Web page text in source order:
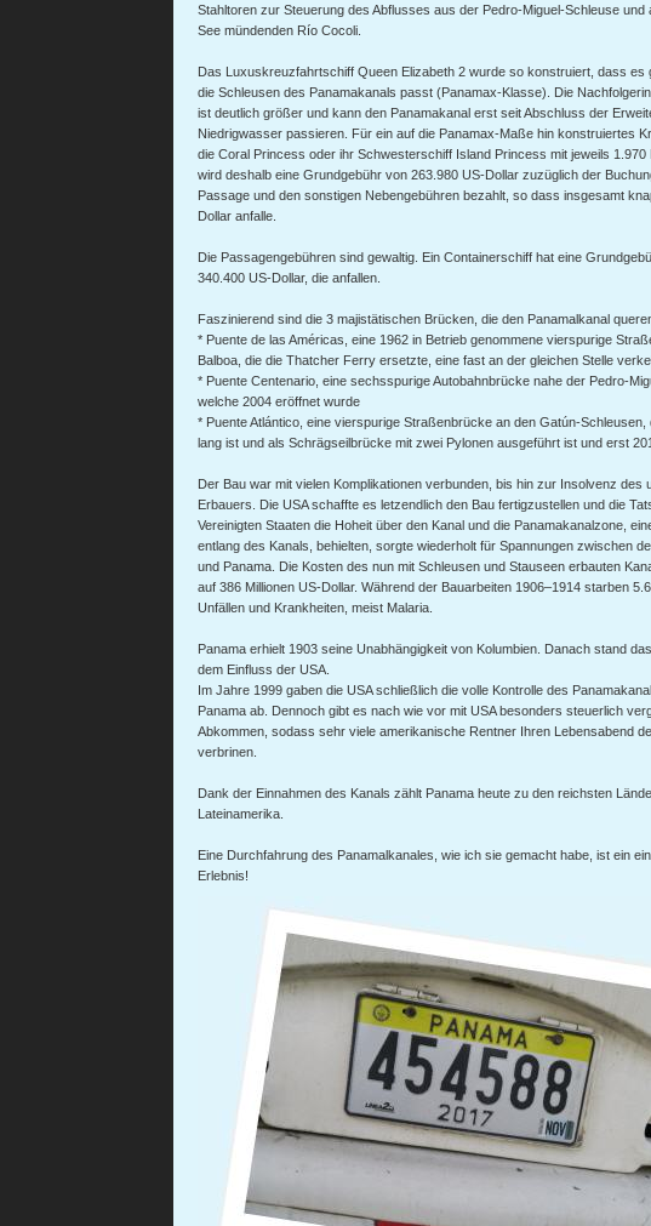
Stahltoren zur Steuerung des Abflusses aus der Pedro-Miguel-Schleuse und
See mündenden Río Cocoli.
Das Luxuskreuzfahrtschiff Queen Elizabeth 2 wurde so konstruiert, dass es
die Schleusen des Panamakanals passt (Panamax-Klasse). Die
ist deutlich größer und kann den Panamakanal erst seit Abschluss der
Niedrigwasser passieren. Für ein auf die Panamax-Maße hin konstruiertes
die Coral Princess oder ihr Schwesterschiff Island Princess mit jeweils 1.970
wird deshalb eine Grundgebühr von 263.980 US-Dollar zuzüglich der
Passage und den sonstigen Nebengebühren bezahlt, so dass insgesamt
Dollar anfalle.
Die Passagengebühren sind gewaltig. Ein Containerschiff hat eine
340.400 US-Dollar, die anfallen.
Faszinierend sind die 3 majistätischen Brücken, die den Panamalkanal
* Puente de las Américas, eine 1962 in Betrieb genommene vierspurige
Balboa, die die Thatcher Ferry ersetzte, eine fast an der gleichen Stelle
* Puente Centenario, eine sechsspurige Autobahnbrücke nahe der Pedro-
welche 2004 eröffnet wurde
* Puente Atlántico, eine vierspurige Straßenbrücke an den Gatún-Schleusen,
lang ist und als Schrägseilbrücke mit zwei Pylonen ausgeführt ist und erst
Der Bau war mit vielen Komplikationen verbunden, bis hin zur Insolvenz des
Erbauers. Die USA schaffte es letzendlich den Bau fertigzustellen und die
Vereinigten Staaten die Hoheit über den Kanal und die Panamakanalzone,
entlang des Kanals, behielten, sorgte wiederholt für Spannungen zwischen
und Panama. Die Kosten des nun mit Schleusen und Stauseen erbauten
auf 386 Millionen US-Dollar. Während der Bauarbeiten 1906–1914 starben
Unfällen und Krankheiten, meist Malaria.
Panama erhielt 1903 seine Unabhängigkeit von Kolumbien. Danach stand
dem Einfluss der USA.
Im Jahre 1999 gaben die USA schließlich die volle Kontrolle des
Panama ab. Dennoch gibt es nach wie vor mit USA besonders steuerlich
Abkommen, sodass sehr viele amerikanische Rentner Ihren Lebensabend
verbrinen.
Dank der Einnahmen des Kanals zählt Panama heute zu den reichsten
Lateinamerika.
Eine Durchfahrung des Panamalkanales, wie ich sie gemacht habe, ist ein
Erlebnis!